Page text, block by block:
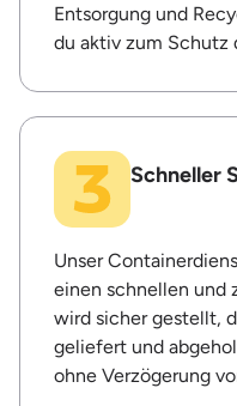
Entsorgung und
du aktiv zum Schutz
Schneller
Unser
einen schnellen und
wird sicher gestellt,
geliefert und
ohne Verzögerung